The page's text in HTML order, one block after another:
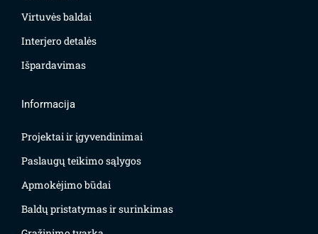
Virtuvės baldai
Interjero detalės
Išpardavimas
Informacija
Projektai ir įgyvendinimai
Paslaugų teikimo sąlygos
Apmokėjimo būdai
Baldų pristatymas ir surinkimas